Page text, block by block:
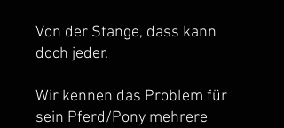
Von der Stange, dass kann
doch jeder.
Wir kennen das Problem für
sein Pferd/Pony mehrere